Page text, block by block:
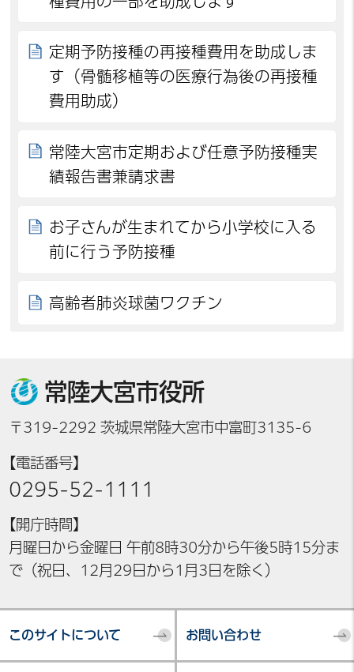
定期予防接種の再接種費用を助成しま
す（骨髄移植等の医療行為後の再接種
費用助成）
常陸大宮市定期および任意予防接種実
績報告書兼請求書
お子さんが生まれてから小学校に入る
前に行う予防接種
高齢者肺炎球菌ワクチン
常陸大宮市役所
〒319-2292 茨城県常陸大宮市中富町3135-6
【電話番号】
0295-52-1111
【開庁時間】
月曜日から金曜日 午前8時30分から午後5時15分ま
で（祝日、12月29日から1月3日を除く）
このサイトについて お問い合わせ